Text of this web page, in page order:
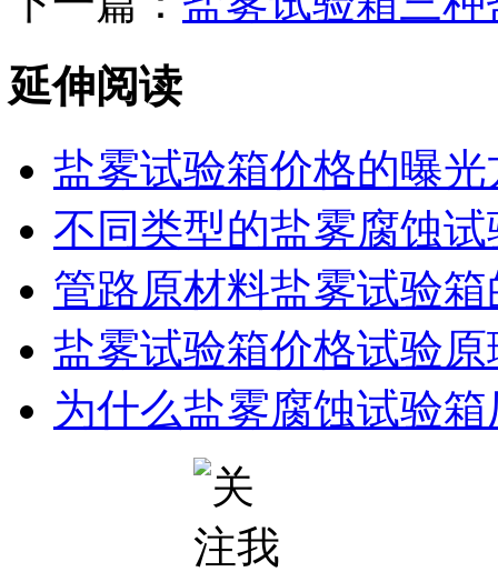
延伸阅读
盐雾试验箱价格的曝光
不同类型的盐雾腐蚀试
管路原材料盐雾试验箱
盐雾试验箱价格试验原
为什么盐雾腐蚀试验箱